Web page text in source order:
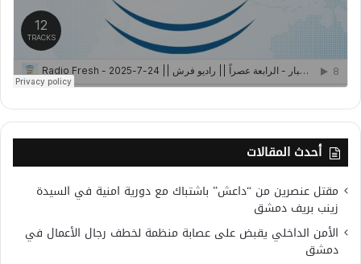
أحدث المقالات
مقتل عنصرين من “داعش” باشتباك مع دورية امنية في السيدة
زينب بريف دمشق
الأمن الداخلي يقبض على عصابة منظمة لخطف رجال الأعمال في
دمشق